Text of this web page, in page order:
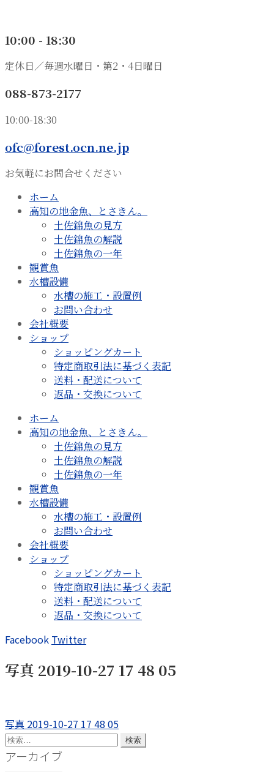
10:00 - 18:30
定休日／毎週水曜日・第2・4日曜日
088-873-2177
10:00-18:30
ofc@forest.ocn.ne.jp
お気軽にお問合せください
ホーム
高知の地金魚、とさきん。
土佐錦魚の見方
土佐錦魚の解説
土佐錦魚の一年
観賞魚
水槽設備
水槽の施工・設置例
お問い合わせ
会社概要
ショップ
ショッピングカート
特定商取引法に基づく表記
送料・配送について
返品・交換について
ホーム
高知の地金魚、とさきん。
土佐錦魚の見方
土佐錦魚の解説
土佐錦魚の一年
観賞魚
水槽設備
水槽の施工・設置例
お問い合わせ
会社概要
ショップ
ショッピングカート
特定商取引法に基づく表記
送料・配送について
返品・交換について
Facebook Twitter
写真 2019-10-27 17 48 05
投
稿
前
の
投
写真 2019-10-27 17 48 05
検
索:
アーカイブ